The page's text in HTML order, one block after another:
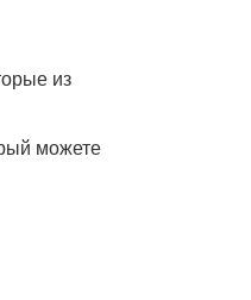
из
можете